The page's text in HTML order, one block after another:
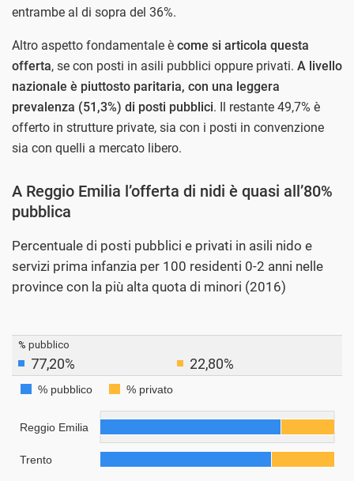
entrambe al di sopra del 36%.
Altro aspetto fondamentale è come si articola questa
offerta, se con posti in asili pubblici oppure privati. A livello
nazionale è piuttosto paritaria, con una leggera
prevalenza (51,3%) di posti pubblici. Il restante 49,7% è
offerto in strutture private, sia con i posti in convenzione
sia con quelli a mercato libero.
A Reggio Emilia l’offerta di nidi è quasi all’80%
pubblica
Percentuale di posti pubblici e privati in asili nido e
servizi prima infanzia per 100 residenti 0-2 anni nelle
province con la più alta quota di minori (2016)